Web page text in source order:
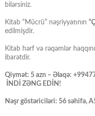
bilərsiniz.
Kitab “Mücrü” nəşriyyatının
edilmişdir.
Kitab hərf və rəqəmlər
ibarətdir.
Qiymət: 5 azn – Əlaqə:
İNDİ ZƏNG EDİN!
Nəşr göstəriciləri: 56 səhifə,